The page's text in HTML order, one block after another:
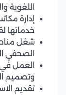
اللغوية
إدارة
خدماتها
شغل
الصحفي
العمل
وتصميم
تقديم